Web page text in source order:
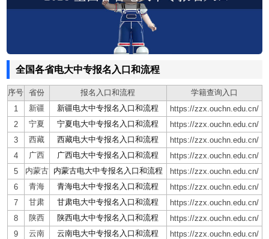
全国各省电大中专报名入口和流程
序号 省份 报名入口和流程
学籍查询入口
1
新疆 新疆电大中专报名入口和流程
https://zzx.ouchn.edu.cn/
2
宁夏 宁夏电大中专报名入口和流程
https://zzx.ouchn.edu.cn/
3
西藏 西藏电大中专报名入口和流程
https://zzx.ouchn.edu.cn/
4
广西 广西电大中专报名入口和流程
https://zzx.ouchn.edu.cn/
5
内蒙古 内蒙古电大中专报名入口和流程
https://zzx.ouchn.edu.cn/
6
青海 青海电大中专报名入口和流程
https://zzx.ouchn.edu.cn/
7
甘肃 甘肃电大中专报名入口和流程
https://zzx.ouchn.edu.cn/
8
陕西 陕西电大中专报名入口和流程
https://zzx.ouchn.edu.cn/
9
云南 云南电大中专报名入口和流程
https://zzx.ouchn.edu.cn/